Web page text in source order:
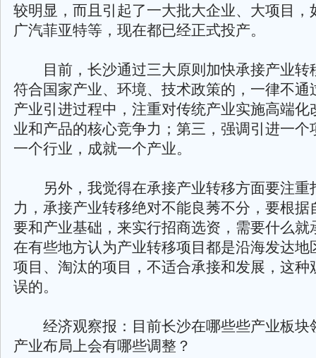
较明显，而且引起了一大批大企业、大项目，
广汽菲亚特等，现在都已经正式投产。
目前，长沙通过三大原则加快承接产业转
符合国家产业、环境、技术政策的，一律不通
产业引进过程中，注重对传统产业实施高端化
业和产品的核心竞争力；第三，强调引进一个
一个行业，成就一个产业。
另外，我觉得在承接产业转移方面要注重
力，承接产业转移绝对不能良莠不分，要根据
要和产业基础，来实行招商选资，需要什么就
在有些地方认为产业转移项目都是沿海发达地
项目、淘汰的项目，不适合承接和发展，这种
误的。
经济观察报：目前长沙在哪些些产业板块
产业布局上会有哪些调整？